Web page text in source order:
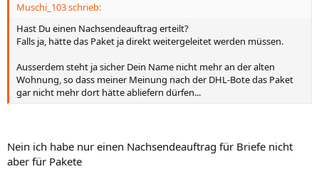
Muschi_103 schrieb:
Hast Du einen Nachsendeauftrag erteilt?
Falls ja, hätte das Paket ja direkt weitergeleitet werden müssen.
Ausserdem steht ja sicher Dein Name nicht mehr an der alten
Wohnung, so dass meiner Meinung nach der DHL-Bote das Paket
gar nicht mehr dort hätte abliefern dürfen...
Nein ich habe nur einen Nachsendeauftrag für Briefe nicht
aber für Pakete